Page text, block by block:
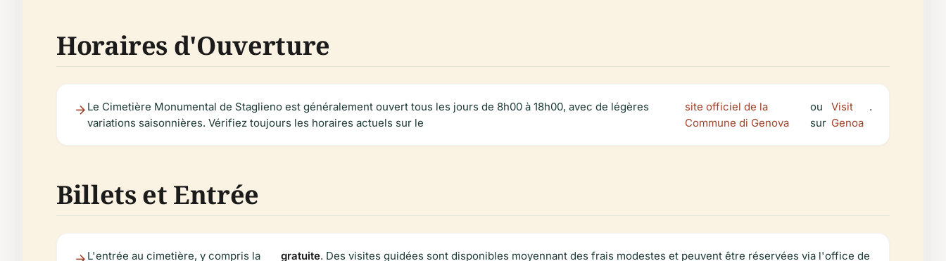
Horaires d'Ouverture
Le Cimetière Monumental de Staglieno est généralement ouvert tous les jours de 8h00 à 18h00, avec de légères
variations saisonnières. Vérifiez toujours les horaires actuels sur le
site officiel de la
Commune di Genova
ou
sur
Visit
Genoa
.
Billets et Entrée
L'entrée au cimetière, y compris la gratuite. Des visites guidées sont disponibles moyennant des frais modestes et peuvent être réservées via l'office de